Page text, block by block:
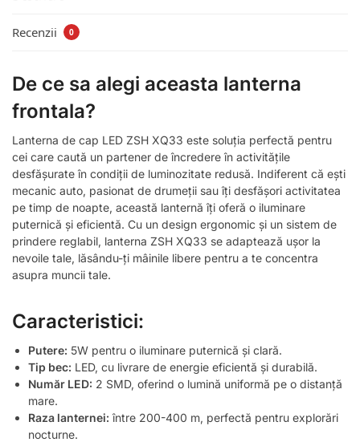
Recenzii 0
De ce sa alegi aceasta lanterna
frontala?
Lanterna de cap LED ZSH XQ33 este soluția perfectă pentru
cei care caută un partener de încredere în activitățile
desfășurate în condiții de luminozitate redusă. Indiferent că ești
mecanic auto, pasionat de drumeții sau îți desfășori activitatea
pe timp de noapte, această lanternă îți oferă o iluminare
puternică și eficientă. Cu un design ergonomic și un sistem de
prindere reglabil, lanterna ZSH XQ33 se adaptează ușor la
nevoile tale, lăsându-ți mâinile libere pentru a te concentra
asupra muncii tale.
Caracteristici:
Putere: 5W pentru o iluminare puternică și clară.
Tip bec: LED, cu livrare de energie eficientă și durabilă.
Număr LED: 2 SMD, oferind o lumină uniformă pe o distanță
mare.
Raza lanternei: între 200-400 m, perfectă pentru explorări
nocturne.